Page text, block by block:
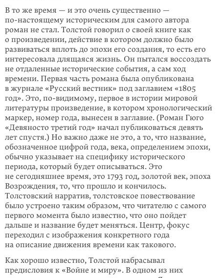
В то же время — и это очень существенно —
по-настоящему историческим для самого автора
роман не стал. Толстой говорил о своей книге как
о произ­веде­нии, действие в котором должно было
развиваться вплоть до эпохи его созда­ния, то есть его
интересовала длящаяся жизнь. Он пытался воссоздать
не отда­лен­ные исторические события, а сам ход
времени. Первая часть романа была опубликована
в журнале «Русский вестник» под заглавием «1805
год». Это, по-видимому, первое в истории мировой
литературы произведение, в ко­тором хронологический
маркер, номер года, вынесен в заглавие. (Роман Гюго
«Девя­но­сто третий год» начал публиковаться девять
лет спустя.) Но важно даже не это, а то, что название,
обозначенное цифрой года, века, определением эпо­хи,
обычно указывает на специфику исторического
периода, который будет описываться. Это
не сегодняшнее время, это 1793 год, золотой век, эпоха
Воз­ро­ж­дения, то, что прошло и кончилось.
Толстовский нарратив, толстовское повествование
было устроено таким образом, что читателю с самого
первого момента было известно, что оно пойдет
дальше и название будет меняться. Центр, фокус
переходил с изображения конкретного года
на описание движе­ния времени как такового.
Как хорошо известно, Толстой набрасывал
предисловия к «Войне и миру». В одном из них